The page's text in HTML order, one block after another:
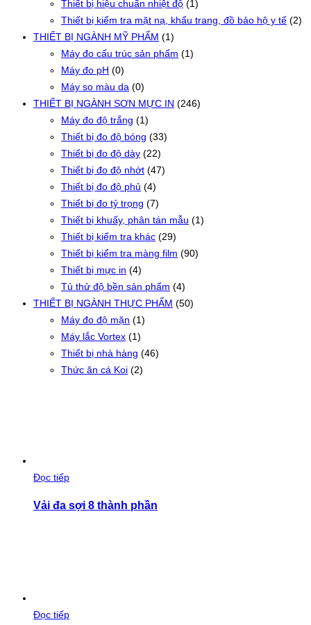
Thiết bị hiệu chuẩn nhiệt độ (1)
Thiết bị kiểm tra mặt nạ, khẩu trang, đồ bảo hộ y tế (2)
THIẾT BỊ NGÀNH MỸ PHẨM (1)
Máy đo cấu trúc sản phẩm (1)
Máy đo pH (0)
Máy so màu da (0)
THIẾT BỊ NGÀNH SƠN MỰC IN (246)
Máy đo độ trắng (1)
Thiết bị đo độ bóng (33)
Thiết bị đo độ dày (22)
Thiết bị đo độ nhớt (47)
Thiết bị đo độ phủ (4)
Thiết bị đo tỷ trọng (7)
Thiết bị khuấy, phân tán mẫu (1)
Thiết bị kiểm tra khác (29)
Thiết bị kiểm tra màng film (90)
Thiết bị mực in (4)
Tủ thử độ bền sản phẩm (4)
THIẾT BỊ NGÀNH THỰC PHẨM (50)
Máy đo độ mặn (1)
Máy lắc Vortex (1)
Thiết bị nhà hàng (46)
Thức ăn cá Koi (2)
Đọc tiếp
Vải đa sợi 8 thành phần
Đọc tiếp